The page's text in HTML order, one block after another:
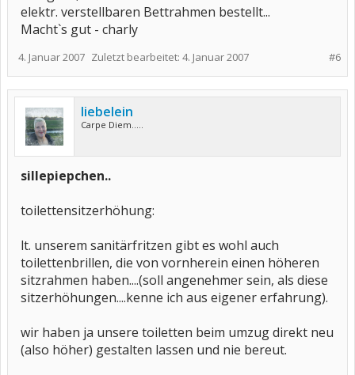
elektr. verstellbaren Bettrahmen bestellt...
Macht`s gut - charly
#6
4. Januar 2007 Zuletzt bearbeitet: 4. Januar 2007
liebelein
Carpe Diem.....
sillepiepchen..
toilettensitzerhöhung:
lt. unserem sanitärfritzen gibt es wohl auch
toilettenbrillen, die von vornherein einen höheren
sitzrahmen haben....(soll angenehmer sein, als diese
sitzerhöhungen....kenne ich aus eigener erfahrung).
wir haben ja unsere toiletten beim umzug direkt neu
(also höher) gestalten lassen und nie bereut.